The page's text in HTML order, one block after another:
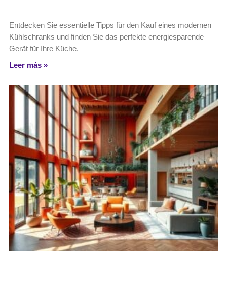
Entdecken Sie essentielle Tipps für den Kauf eines modernen
Kühlschranks und finden Sie das perfekte energiesparende
Gerät für Ihre Küche.
Leer más »